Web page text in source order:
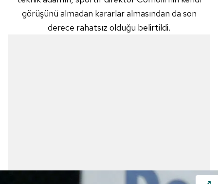
görüşünü almadan kararlar almasından da son
derece rahatsız olduğu belirtildi.